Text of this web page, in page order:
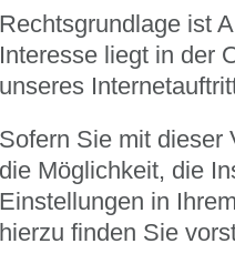
Rechtsgrundlage ist
Interesse liegt in der
unseres
Sofern Sie mit dieser
die Möglichkeit, die
Einstellungen in
hierzu finden Sie